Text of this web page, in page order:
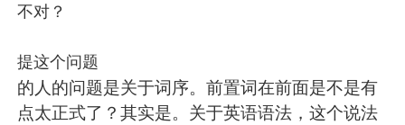
繁體中文 Español
不对？
提这个问题
的人的问题是关于词序。前置词在前面是不是有
点太正式了？其实是。关于英语语法，这个说法